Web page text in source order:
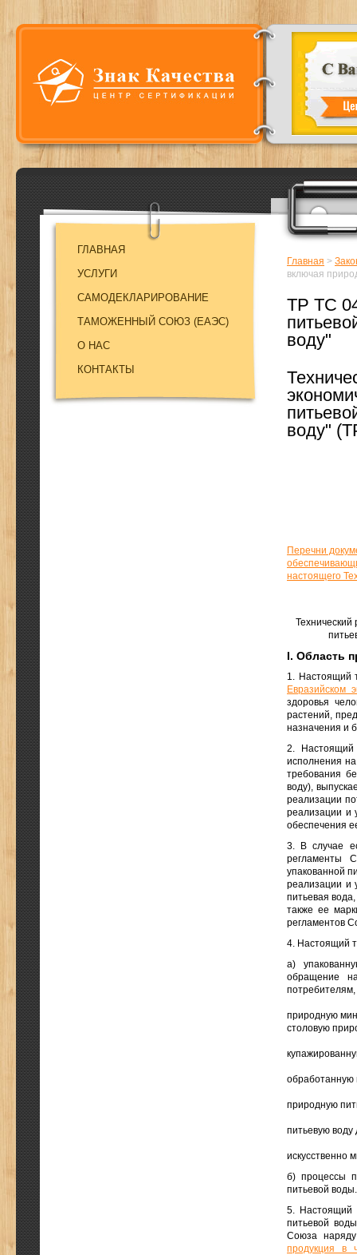
ГЛАВНАЯ
УСЛУГИ
САМОДЕКЛАРИРОВАНИЕ
ТАМОЖЕННЫЙ СОЮЗ (EAЭC)
О НАС
КОНТАКТЫ
Главная >
включая
ТР ТС
воду"
воду"
Перечни
настоящего
Технический
I. Область
1. Настоящий
Евразийском
здоровья
растений,
назначения и
2. Настоящий
исполнения
требования
воду),
реализации
реализации и
обеспечения
3. В случае
регламенты
упакованной
реализации и
питьевая
также ее
регламентов
4. Настоящий
а)
обращение
потребителям,
природную
столовую
обработанную
природную
питьевую воду
искусственно
б) процессы
питьевой воды.
5. Настоящий
питьевой
Союза
продукция в